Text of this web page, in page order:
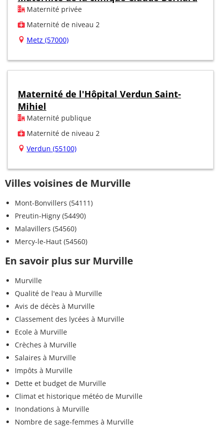
Maternité privée
Maternité de niveau 2
Metz (57000)
Maternité de l'Hôpital Verdun Saint-
Mihiel
Maternité publique
Maternité de niveau 2
Verdun (55100)
Villes voisines de Murville
Mont-Bonvillers (54111)
Preutin-Higny (54490)
Malavillers (54560)
Mercy-le-Haut (54560)
En savoir plus sur Murville
Murville
Qualité de l'eau à Murville
Avis de décès à Murville
Classement des lycées à Murville
Ecole à Murville
Crèches à Murville
Salaires à Murville
Impôts à Murville
Dette et budget de Murville
Climat et historique météo de Murville
Inondations à Murville
Nombre de sage-femmes à Murville